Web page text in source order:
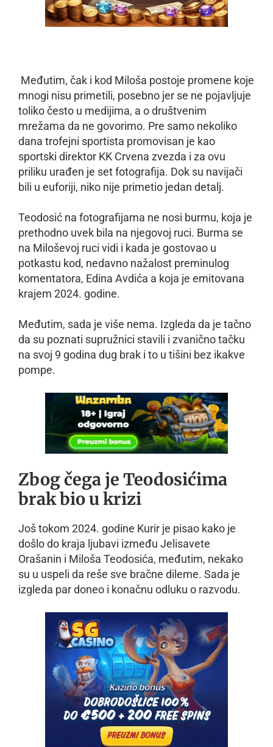
Međutim, čak i kod Miloša postoje promene koje
mnogi nisu primetili, posebno jer se ne pojavljuje
toliko često u medijima, a o društvenim
mrežama da ne govorimo. Pre samo nekoliko
dana trofejni sportista promovisan je kao
sportski direktor KK Crvena zvezda i za ovu
priliku urađen je set fotografija. Dok su navijači
bili u euforiji, niko nije primetio jedan detalj.
Teodosić na fotografijama ne nosi burmu, koja je
prethodno uvek bila na njegovoj ruci. Burma se
na Miloševoj ruci vidi i kada je gostovao u
potkastu kod, nedavno nažalost preminulog
komentatora, Edina Avdića a koja je emitovana
krajem 2024. godine.
Međutim, sada je više nema. Izgleda da je tačno
da su poznati supružnici stavili i zvanično tačku
na svoj 9 godina dug brak i to u tišini bez ikakve
pompe.
Zbog čega je Teodosićima
brak bio u krizi
Još tokom 2024. godine Kurir je pisao kako je
došlo do kraja ljubavi između Jelisavete
Orašanin i Miloša Teodosića, međutim, nekako
su u uspeli da reše sve bračne dileme. Sada je
izgleda par doneo i konačnu odluku o razvodu.